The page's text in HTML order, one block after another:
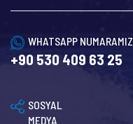
WHATSAPP NUMARAMIZ
+90 530 409 63 25
SOSYAL
MEDYA